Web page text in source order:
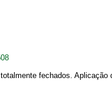
fechados.